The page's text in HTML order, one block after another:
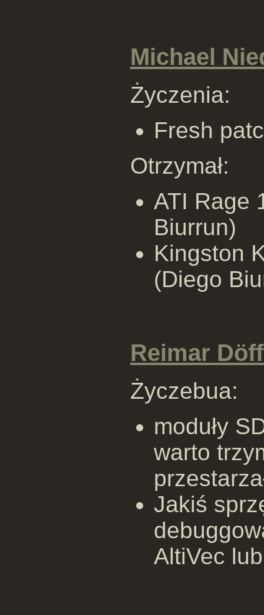
Michael
Życzenia:
Fresh
Otrzymał:
ATI Rage
Biurrun)
Kingston
(Diego
Reimar
Życzebua:
moduły
warto
Jakiś
AltiVec